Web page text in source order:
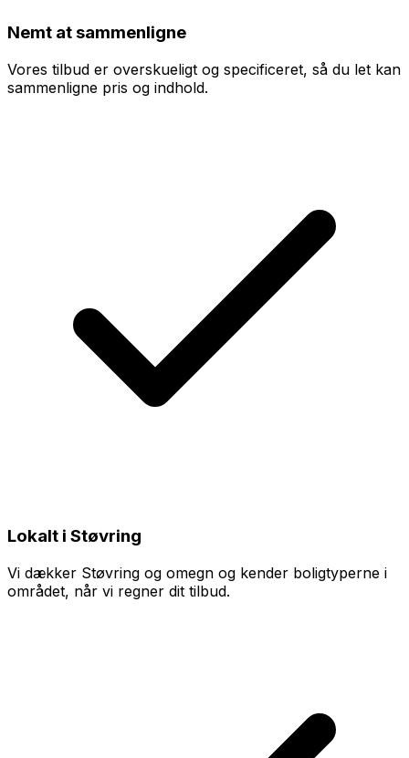
Nemt at sammenligne
Vores tilbud er overskueligt og specificeret, så du let kan
sammenligne pris og indhold.
Lokalt i Støvring
Vi dækker Støvring og omegn og kender boligtyperne i
området, når vi regner dit tilbud.